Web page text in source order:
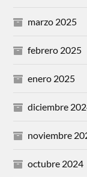
marzo 2025
febrero 2025
enero 2025
diciembre
noviembre
octubre 2024